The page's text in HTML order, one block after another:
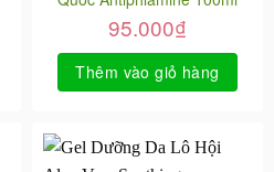
95.000₫
Thêm vào giỏ hàng